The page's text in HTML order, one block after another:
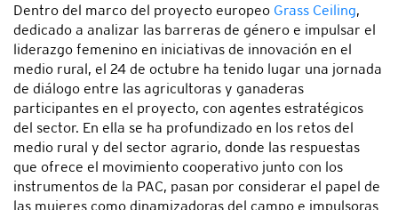
Dentro del marco del proyecto europeo Grass Ceiling,
dedicado a analizar las barreras de género e impulsar el
liderazgo femenino en iniciativas de innovación en el
medio rural, el 24 de octubre ha tenido lugar una jornada
de diálogo entre las agricultoras y ganaderas
participantes en el proyecto, con agentes estratégicos
del sector. En ella se ha profundizado en los retos del
medio rural y del sector agrario, donde las respuestas
que ofrece el movimiento cooperativo junto con los
instrumentos de la PAC, pasan por considerar el papel de
las mujeres como dinamizadoras del campo e impulsoras